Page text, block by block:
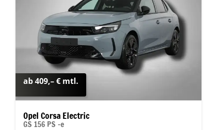
ab 409,– € mtl.
Opel Corsa Electric
GS 156 PS -e